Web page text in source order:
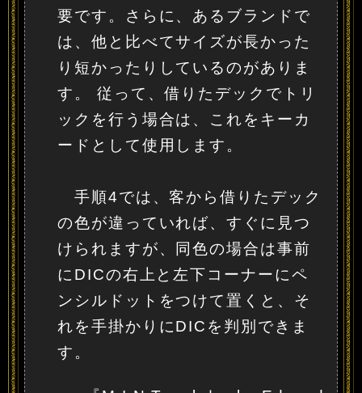
要です。さらに、あるブランドで
は、他と比べてサイズが長かった
り短かったりしているのがありま
す。 従って、借りたデックでトリ
ックを行う場合は、これをキーカ
ードとして使用します。
手順4では、客から借りたデック
の色が違っていれば、すぐに見つ
けられますが、同色の場合は事前
にDICの右上と左下コーナーにペ
ンシルドットをつけて置くと、そ
れを手掛かりにDICを判別できま
す。